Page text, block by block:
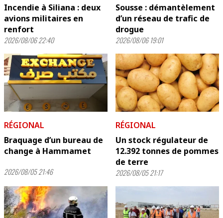
Incendie à Siliana : deux
avions militaires en
renfort
2026/08/06 22:40
Sousse : démantèlement
d’un réseau de trafic de
drogue
2026/08/06 19:01
RÉGIONAL
Braquage d’un bureau de
change à Hammamet
2026/08/05 21:46
RÉGIONAL
Un stock régulateur de
12.392 tonnes de pommes
de terre
2026/08/05 21:17